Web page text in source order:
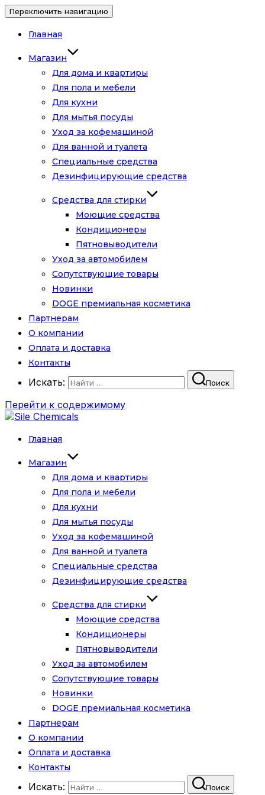
Переключить навигацию
Главная
Магазин
Для дома и квартиры
Для пола и мебели
Для кухни
Для мытья посуды
Уход за кофемашиной
Для ванной и туалета
Специальные средства
Дезинфицирующие средства
Средства для стирки
Моющие средства
Кондиционеры
Пятновыводители
Уход за автомобилем
Сопутствующие товары
Новинки
DOGE премиальная косметика
Партнерам
О компании
Оплата и доставка
Контакты
Искать: Поиск
Перейти к содержимому
Главная
Магазин
Для дома и квартиры
Для пола и мебели
Для кухни
Для мытья посуды
Уход за кофемашиной
Для ванной и туалета
Специальные средства
Дезинфицирующие средства
Средства для стирки
Моющие средства
Кондиционеры
Пятновыводители
Уход за автомобилем
Сопутствующие товары
Новинки
DOGE премиальная косметика
Партнерам
О компании
Оплата и доставка
Контакты
Искать: Поиск